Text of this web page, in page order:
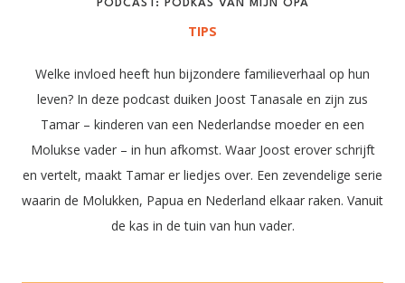
PODCAST: PODKAS VAN MIJN OPA
TIPS
Welke invloed heeft hun bijzondere familieverhaal op hun
leven? In deze podcast duiken Joost Tanasale en zijn zus
Tamar – kinderen van een Nederlandse moeder en een
Molukse vader – in hun afkomst. Waar Joost erover schrijft
en vertelt, maakt Tamar er liedjes over. Een zevendelige serie
waarin de Molukken, Papua en Nederland elkaar raken. Vanuit
de kas in de tuin van hun vader.